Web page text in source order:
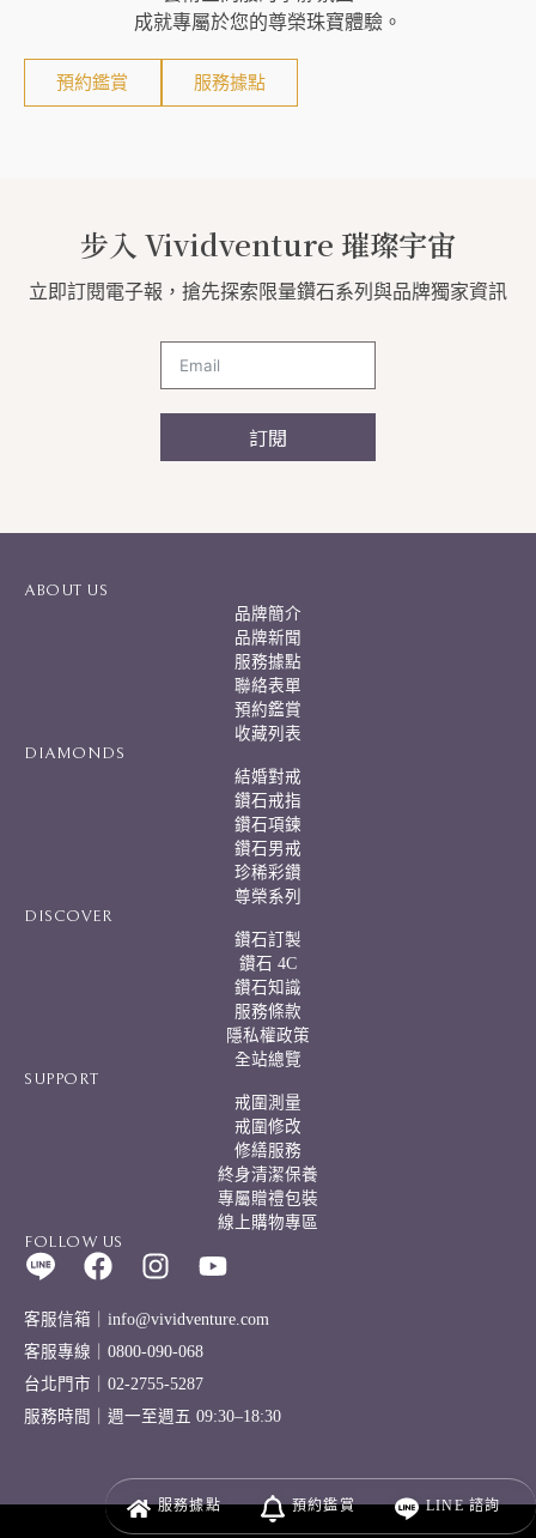
成就專屬於您的尊榮珠寶體驗。
預約鑑賞 服務據點
預約鑑賞
服務據點 LINE諮詢
步入 Vividventure 璀璨宇宙
立即訂閱電子報，搶先探索限量鑽石系列與品牌獨家資訊
訂閱
t
ABOUT US
品牌簡介
品牌新聞
服務據點
聯絡表單
預約鑑賞
收藏列表
DIAMONDS
結婚對戒
鑽石戒指
鑽石項鍊
鑽石男戒
珍稀彩鑽
尊榮系列
DISCOVER
鑽石訂製
鑽石 4C
鑽石知識
服務條款
隱私權政策
全站總覽
SUPPORT
戒圍測量
戒圍修改
修繕服務
終身清潔保養
專屬贈禮包裝
線上購物專區
FOLLOW US
客服信箱｜info@vividventure.com
客服專線｜0800-090-068
台北門市｜02-2755-5287
服務時間｜週一至週五 09:30–18:30